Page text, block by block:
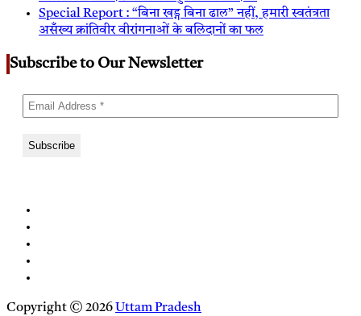
Special Report : “बिना खड्ग बिना ढाल” नहीं, हमारी स्वतंत्रता
असँख्य क्रांतिवीर वीरांगनाओं के बलिदानों का फल
Subscribe to Our Newsletter
Copyright © 2026 Uttam Pradesh